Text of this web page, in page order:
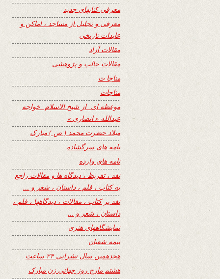
معرفی کتابهای جدید
معرفی و تجلیل از مساجد ، اماکن و
عابدات تاریخی
مقالات آزاد
مقالات جالب و پژوهشی
مناجا ت
مناجات
موعظه ای از شیخ الاسلام خواجه
عبدالله « انصاری »
میلاد حضرت محمد ( ص ) مبارک
نامه های سرگشاده
نامه های وارده
نفد ، تقریظ ، دیدگاه ها و مقالات راجع
به کتاب ، فلم ، داستان ، شعر و …
نفد بر کتاب ، مقالات ، دیدگاهها ، فلم ،
داستان ، شعر و …
نمایشگاههای هنری
نیمه شعبان
هجدهمین سال نشراتی ۲۴ ساعت
هشتم مارچ روز جهانی زن مبارک